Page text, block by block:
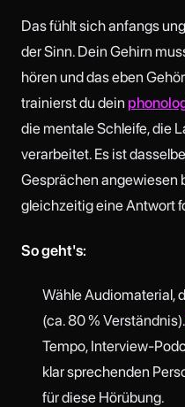
Das fühlt sich anfangs
der Sinn. Dein Gehirn
hören und das eben
trainierst du dein
die mentale Schleife, die
verarbeitet. Es ist
Gesprächen angewiesen
gleichzeitig eine Antwort
So geht's:
Wähle Audiomaterial,
(ca. 80 % Verständnis).
Tempo, Interview-
klar sprechenden
für diese Hörübung.